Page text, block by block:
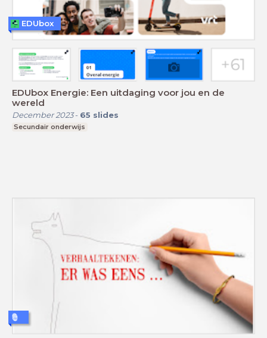
EDUbox Energie: Een uitdaging voor jou en de
wereld
December 2023- 65 slides
Secundair onderwijs
EDUbox